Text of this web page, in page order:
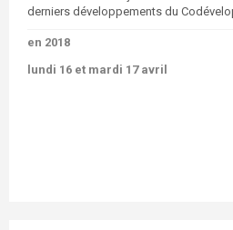
derniers développements du
en 2018
lundi 16 et mardi 17 avril